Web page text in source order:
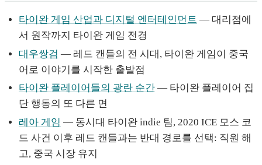
타이완 게임 산업과 디지털 엔터테인먼트 — 대리점에
서 원작까지 타이완 게임 전경
대우쌍검 — 레드 캔들의 전 시대, 타이완 게임이 중국
어로 이야기를 시작한 출발점
타이완 플레이어들의 광란 순간 — 타이완 플레이어 집
단 행동의 또 다른 면
레아 게임 — 동시대 타이완 indie 팀, 2020 ICE 모스 코
드 사건 이후 레드 캔들과는 반대 경로를 선택: 직원 해
고, 중국 시장 유지